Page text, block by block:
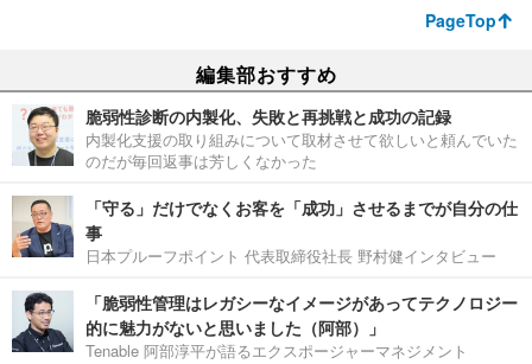
PageTop
編集部おすすめ
脆弱性診断の内製化、失敗と再挑戦と成功の記録
内製化支援の取り組みについて取材させて欲しいと頼んでいた
のだが毎回返事は芳しくなかった
「守る」だけでなくお客を「成功」させるまでが自分の仕
事
日本プルーフポイント 代表取締役社長 野村健インタビュー
「脆弱性管理はレガシーなイメージがあってテクノロジー
的に魅力がないと思いました（阿部）」
Tenable 阿部淳平が語るエクスポージャーマネジメント